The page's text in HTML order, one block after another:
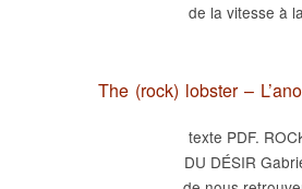
de la vitesse à
The (rock) lobster –
texte PDF.
DU DÉSIR